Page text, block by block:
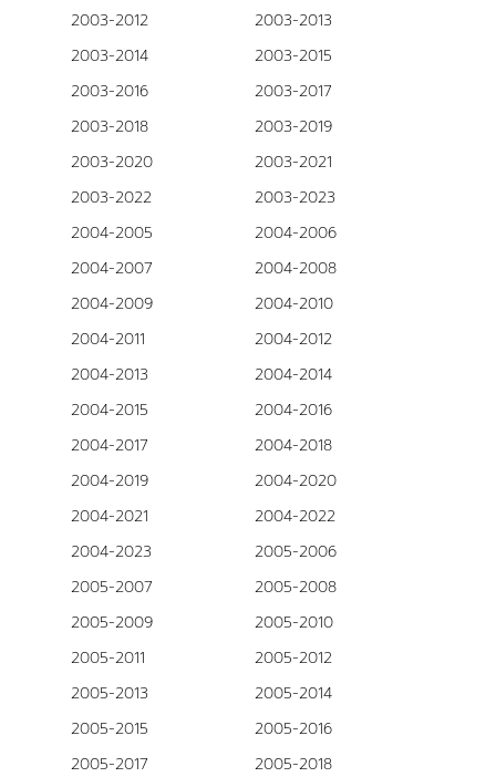
2003-2012
2003-2013
2003-2014
2003-2015
2003-2016
2003-2017
2003-2018
2003-2019
2003-2020
2003-2021
2003-2022
2003-2023
2004-2005
2004-2006
2004-2007
2004-2008
2004-2009
2004-2010
2004-2011
2004-2012
2004-2013
2004-2014
2004-2015
2004-2016
2004-2017
2004-2018
2004-2019
2004-2020
2004-2021
2004-2022
2004-2023
2005-2006
2005-2007
2005-2008
2005-2009
2005-2010
2005-2011
2005-2012
2005-2013
2005-2014
2005-2015
2005-2016
2005-2017
2005-2018